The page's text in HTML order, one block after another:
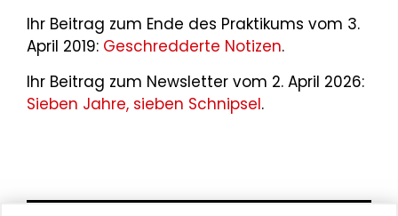
Ihr Beitrag zum Ende des Praktikums vom 3.
April 2019: Geschredderte Notizen.
Ihr Beitrag zum Newsletter vom 2. April 2026:
Sieben Jahre, sieben Schnipsel.